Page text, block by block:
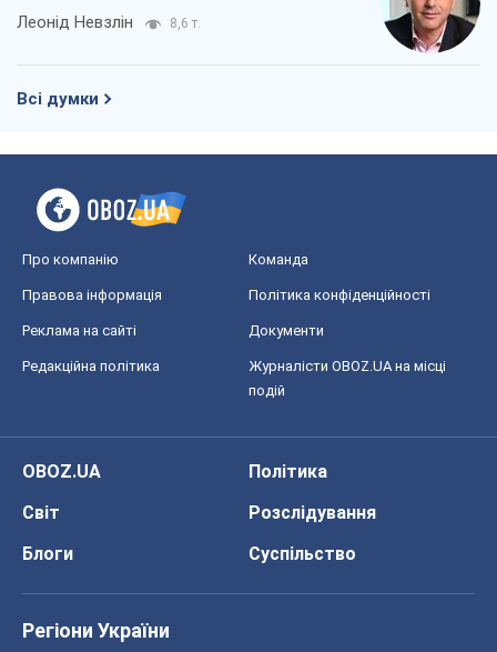
Леонід Невзлін 8,6 т.
Всі думки
Про компанію Команда
Правова інформація Політика конфіденційності
Реклама на сайті Документи
Редакційна політика
Журналісти OBOZ.UA на місці
подій
OBOZ.UA
Політика
Світ
Розслідування
Блоги
Суспільство
Регіони України